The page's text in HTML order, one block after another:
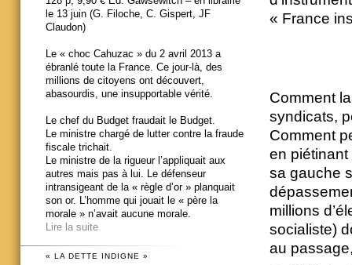
« France
Comment
syndicats,
Comment
en piétinant
sa gauche
millions
socialiste)
au
le 13 juin (G. Filoche, C. Gispert, JF
Claudon)
Le « choc Cahuzac » du 2 avril 2013 a
ébranlé toute la France. Ce jour-là, des
millions de citoyens ont découvert,
abasourdis, une insupportable vérité.
Le chef du Budget fraudait le Budget.
Le ministre chargé de lutter contre la fraude
fiscale trichait.
Le ministre de la rigueur l’appliquait aux
autres mais pas à lui. Le défenseur
intransigeant de la « règle d’or » planquait
son or. L’homme qui jouait le « père la
morale » n’avait aucune morale.
Lire la suite
« LA DETTE INDIGNE »